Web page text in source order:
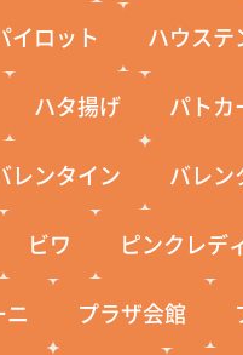
イロット ハウステ
ハタ揚げ パトカ
レンタイン バレン
ビワ ピンクレデ
ニ プラザ会館